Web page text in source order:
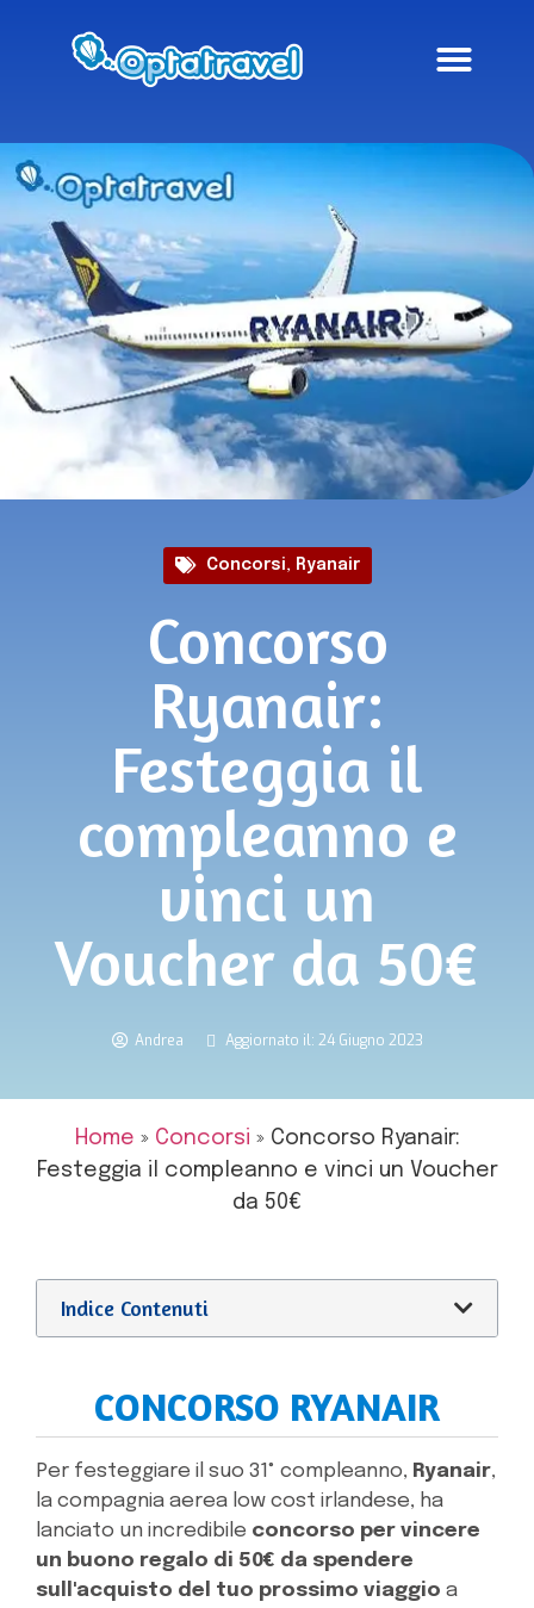
Concorsi, Ryanair
Concorso
Ryanair:
Festeggia il
compleanno e
vinci un
Voucher da 50€
Andrea Aggiornato il: 24 Giugno 2023
Home » Concorsi » Concorso Ryanair:
Festeggia il compleanno e vinci un Voucher
da 50€
Indice Contenuti
CONCORSO RYANAIR
Per festeggiare il suo 31° compleanno, Ryanair,
la compagnia aerea low cost irlandese, ha
lanciato un incredibile concorso per vincere
un buono regalo di 50€ da spendere
sull'acquisto del tuo prossimo viaggio a